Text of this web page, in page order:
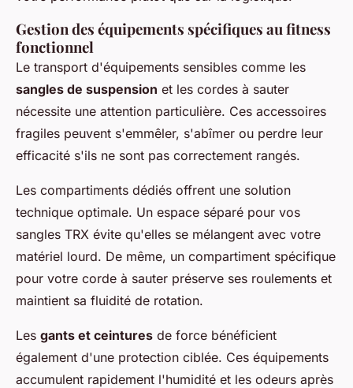
Gestion des équipements spécifiques au fitness
fonctionnel
Le transport d'équipements sensibles comme les
sangles de suspension et les cordes à sauter
nécessite une attention particulière. Ces accessoires
fragiles peuvent s'emmêler, s'abîmer ou perdre leur
efficacité s'ils ne sont pas correctement rangés.
Les compartiments dédiés offrent une solution
technique optimale. Un espace séparé pour vos
sangles TRX évite qu'elles se mélangent avec votre
matériel lourd. De même, un compartiment spécifique
pour votre corde à sauter préserve ses roulements et
maintient sa fluidité de rotation.
Les gants et ceintures de force bénéficient
également d'une protection ciblée. Ces équipements
accumulent rapidement l'humidité et les odeurs après